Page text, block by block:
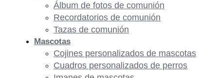
Álbum de fotos de comunión
Recordatorios de comunión
Tazas de comunión
Mascotas
Cojines personalizados de mascotas
Cuadros personalizados de perros